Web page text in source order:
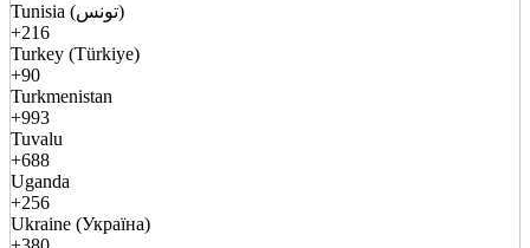
Tunisia (تونس)
+216
Turkey (Türkiye)
+90
Turkmenistan
+993
Tuvalu
+688
Uganda
+256
Ukraine (Україна)